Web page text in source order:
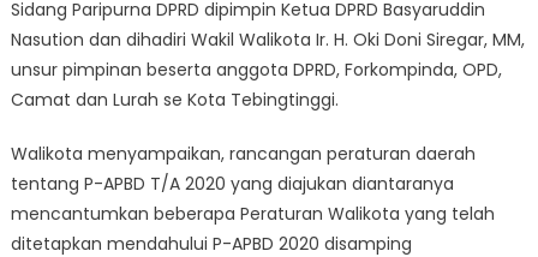
Sidang Paripurna DPRD dipimpin Ketua DPRD Basyaruddin
Nasution dan dihadiri Wakil Walikota Ir. H. Oki Doni Siregar, MM,
unsur pimpinan beserta anggota DPRD, Forkompinda, OPD,
Camat dan Lurah se Kota Tebingtinggi.
Walikota menyampaikan, rancangan peraturan daerah
tentang P-APBD T/A 2020 yang diajukan diantaranya
mencantumkan beberapa Peraturan Walikota yang telah
ditetapkan mendahului P-APBD 2020 disamping